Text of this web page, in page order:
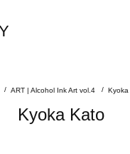
ART | Alcohol Ink Art vol.4 Kyoka
Kyoka Kato